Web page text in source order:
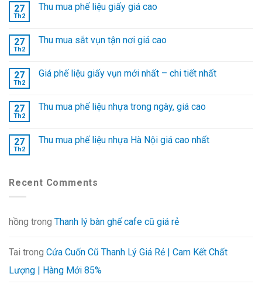
27
Th2
Thu mua phế liệu giấy giá cao
27
Th2
Thu mua sắt vụn tận nơi giá cao
27
Th2
Giá phế liệu giấy vụn mới nhất – chi tiết nhất
27
Th2
Thu mua phế liệu nhựa trong ngày, giá cao
27
Th2
Thu mua phế liệu nhựa Hà Nội giá cao nhất
Recent Comments
hồng trong Thanh lý bàn ghế cafe cũ giá rẻ
Tai trong Cửa Cuốn Cũ Thanh Lý Giá Rẻ | Cam Kết Chất
Lượng | Hàng Mới 85%